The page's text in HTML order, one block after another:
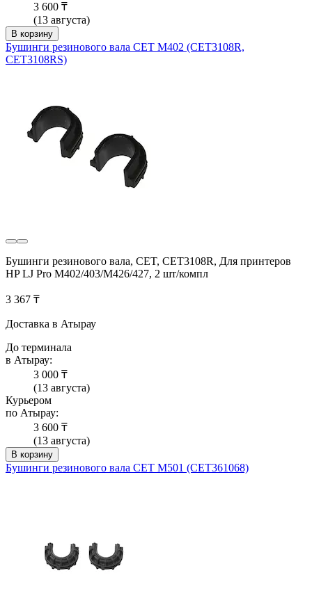
3 600 ₸
(13 августа)
В корзину
Бушинги резинового вала CET M402 (CET3108R,
CET3108RS)
Бушинги резинового вала, CET, CET3108R, Для принтеров
HP LJ Pro M402/403/M426/427, 2 шт/компл
3 367 ₸
Доставка в Атырау
До терминала
в Атырау:
3 000 ₸
(13 августа)
Курьером
по Атырау:
3 600 ₸
(13 августа)
В корзину
Бушинги резинового вала CET M501 (CET361068)